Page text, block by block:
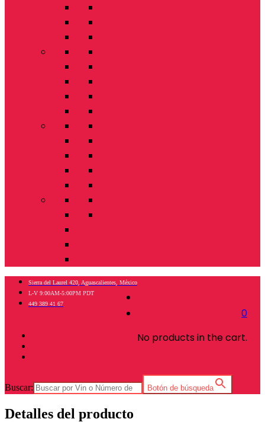
0
No products in the cart.
Sierra del Laurel 420, Aguascalientes, México
L-V 9:00AM-5:00PM PDT
449 389 41 67
Buscar: Botón de búsqueda
Detalles del producto